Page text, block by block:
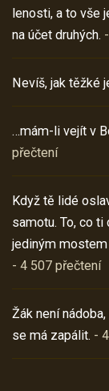
lenosti, a to vše
na účet druhých.
Nevíš, jak těžké
…mám-li vejít v
přečtení
Když tě lidé
samotu. To, co
jediným mostem
- 4 507 přečtení
Žák není
se má zapálit. -